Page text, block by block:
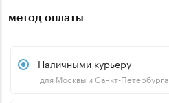
метод оплаты
Наличными курьеру
для Москвы и Санкт-Петербурга